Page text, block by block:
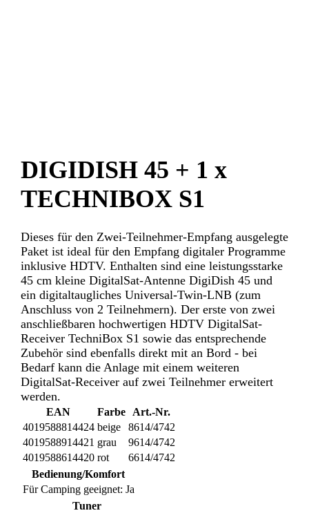
DIGIDISH 45 + 1 x
TECHNIBOX S1
Dieses für den Zwei-Teilnehmer-Empfang ausgelegte
Paket ist ideal für den Empfang digitaler Programme
inklusive HDTV. Enthalten sind eine leistungsstarke
45 cm kleine DigitalSat-Antenne DigiDish 45 und
ein digitaltaugliches Universal-Twin-LNB (zum
Anschluss von 2 Teilnehmern). Der erste von zwei
anschließbaren hochwertigen HDTV DigitalSat-
Receiver TechniBox S1 sowie das entsprechende
Zubehör sind ebenfalls direkt mit an Bord - bei
Bedarf kann die Anlage mit einem weiteren
DigitalSat-Receiver auf zwei Teilnehmer erweitert
werden.
EAN Farbe
Art.-Nr.
4019588814424 beige
8614/4742
4019588914421 grau
9614/4742
4019588614420 rot
6614/4742
Bedienung/Komfort
Für Camping geeignet: Ja
Tuner